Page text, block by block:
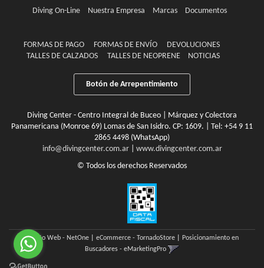
Diving On-Line Nuestra Empresa Marcas Documentos
FORMAS DE PAGO FORMAS DE ENVÍO
DEVOLUCIONES
TALLES DE CALZADOS
TALLES DE NEOPRENE NOTICIAS
Botón de Arrepentimiento
Diving Center - Centro Integral de Buceo | Márquez y Colectora
Panamericana (Monroe 69) Lomas de San Isidro. CP: 1609. | Tel: +54 9 11
2865 4498 (WhatsApp)
info@divingcenter.com.ar| www.divingcenter.com.ar
© Todos los derechos Reservados
Diseño Web - NetOne| eCommerce - TornadoStore|
Posicionamiento en
Buscadores - eMarketingPro